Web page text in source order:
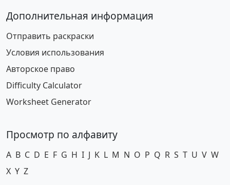
Дополнительная информация
Отправить раскраски
Условия использования
Авторское право
Difficulty Calculator
Worksheet Generator
Просмотр по алфавиту
A B C D E F G H I J K L M N O P Q R S T U V W
X Y Z